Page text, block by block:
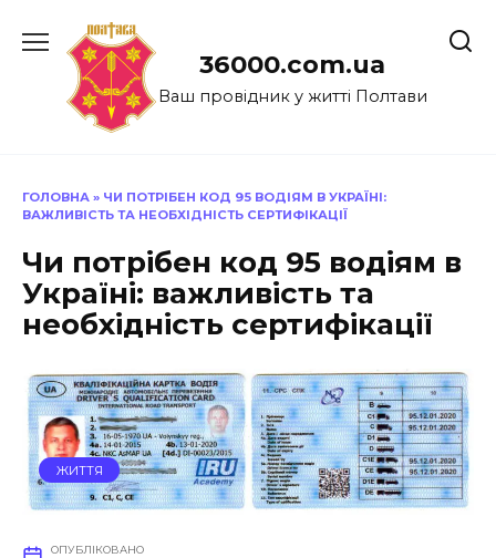
до
36000.com.ua
Ваш провідник у житті Полтави
ГОЛОВНА » ЧИ ПОТРІБЕН КОД 95 ВОДІЯМ В УКРАЇНІ:
ВАЖЛИВІСТЬ ТА НЕОБХІДНІСТЬ СЕРТИФІКАЦІЇ
Чи потрібен код 95 водіям в
Україні: важливість та
необхідність сертифікації
ЖИТТЯ
ОПУБЛІКОВАНО